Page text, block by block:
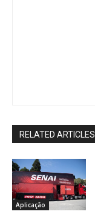
RELATED ARTICLES
Aplicação